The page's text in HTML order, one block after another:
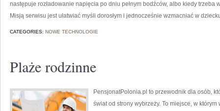
następuje rozładowanie napięcia po dniu pełnym bodźców, albo kiedy trzeba
Misją serwisu jest ułatwiać myśli dorosłym i jednocześnie wzmacniać w
CATEGORIES: NOWE TECHNOLOGIE
Plaże rodzinne
PensjonatPolonia.pl to przewodnik dla osób,
świat od strony wybrzeży. To miejsce, w